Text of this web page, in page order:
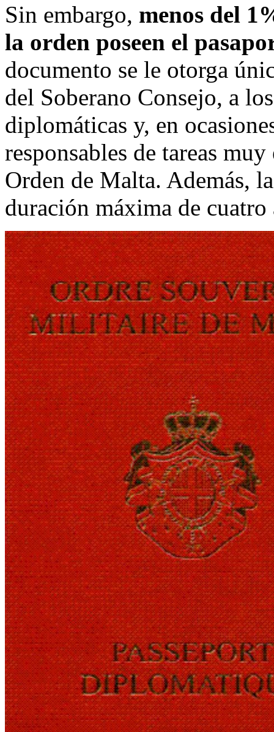
Sin embargo, menos del
la orden poseen el
documento se le otorga
del Soberano Consejo, a
diplomáticas y, en
responsables de tareas
Orden de Malta. Además,
duración máxima de cuatro